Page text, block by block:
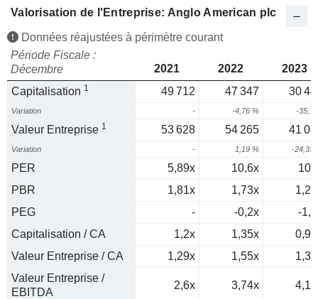
Valorisation de l'Entreprise: Anglo American plc
Données réajustées à périmètre courant
Période Fiscale :
Décembre
2021 2022
2023
Capitalisation 1 49 712 47 347 30
Variation - -4,76 % -35,7
Valeur Entreprise 1 53 628 54 265 41
Variation - 1,19 % -24,33
PER 5,89x 10,6x
PBR
1,81x 1,73x
PEG
- -0,2x
-
Capitalisation / CA
1,2x 1,35x
Valeur Entreprise / CA
1,29x 1,55x
Valeur Entreprise /
EBITDA
2,6x 3,74x